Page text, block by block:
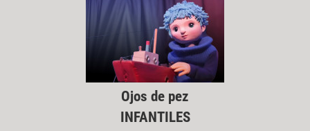
Ojos de pez
INFANTILES